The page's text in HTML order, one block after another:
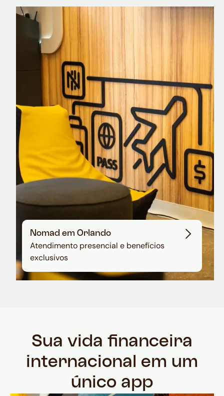
Nomad Explorer
Cartão de crédito brasileiro com cashback
em dólar
Nomad em Orlando
Atendimento presencial e benefícios
exclusivos
Sua vida financeira
internacional em um
único app